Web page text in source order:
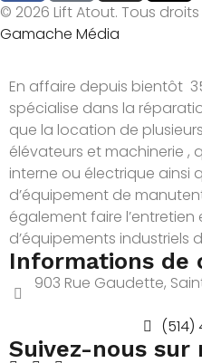
© 2026 Lift Atout. Tous
Gamache Média
En affaire depuis bientôt
spécialise dans la
que la location de
élévateurs et machinerie ,
interne ou électrique ainsi
d’équipement de
également faire
d’équipements industriels
Informations de
903 Rue Gaudette,
Suivez-nous sur